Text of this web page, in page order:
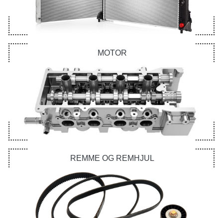
MOTOR
REMME OG REMHJUL